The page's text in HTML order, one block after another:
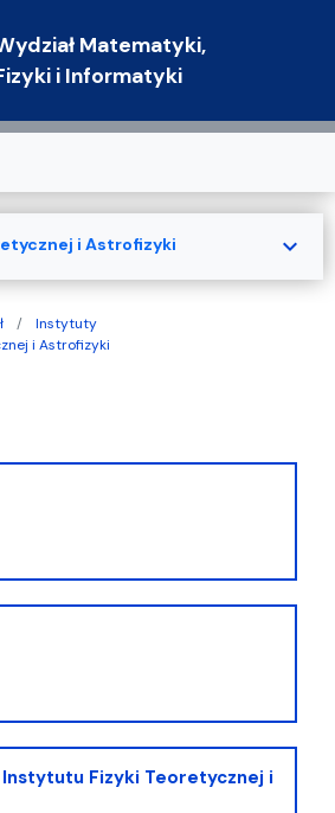
Matematyki,
i Informatyki
Instytuty
i Astrofizyki
Instytutu Fizyki Teoretycznej i
i Astrofizyki expand_more